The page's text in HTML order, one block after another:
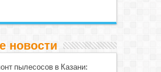
новости
пылесосов в Казани: